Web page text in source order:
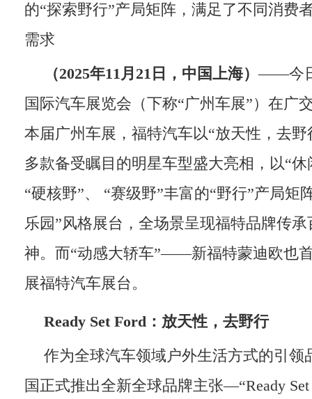
的“探索野行”产局矩阵，满足了不同消费
需求
（2025年11月 21 日，中国上海）——今
国际汽车展览会（下称“广州车展”）在广
本届广州车展，福特汽车以“放天性，去
多款备受瞩目的明星车型盛大亮相，以“休
“硬核野”、 “赛级野”丰富的“野行”产局矩
乐园”风格展台，全场景呈现福特品牌传
神。而“动感大轿车”——新福特蒙迪欧也
展福特汽车展台。
Ready Set Ford ：放天性，去野行
作为全球汽车领域户外生活方式的引领
国正式推出全新全球品牌主张—“Ready